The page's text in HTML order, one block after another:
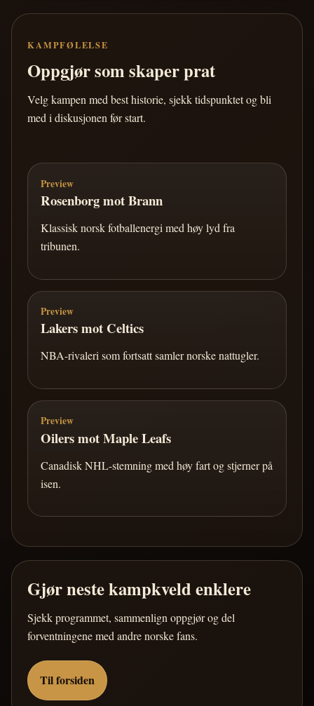
KAMPFØLELSE
Oppgjør som skaper prat
Velg kampen med best historie, sjekk tidspunktet og bli
med i diskusjonen før start.
Preview
Rosenborg mot Brann
Klassisk norsk fotballenergi med høy lyd fra
tribunen.
Preview
Lakers mot Celtics
NBA-rivaleri som fortsatt samler norske nattugler.
Preview
Oilers mot Maple Leafs
Canadisk NHL-stemning med høy fart og stjerner på
isen.
Gjør neste kampkveld enklere
Sjekk programmet, sammenlign oppgjør og del
forventningene med andre norske fans.
Til forsiden